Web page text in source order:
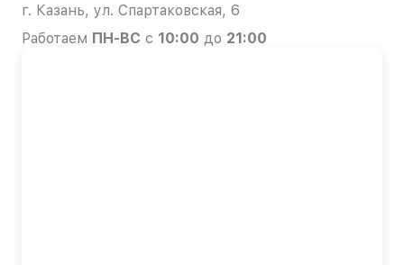
г. Казань, ул. Спартаковская, 6
Работаем ПН-ВС с 10:00 до 21:00